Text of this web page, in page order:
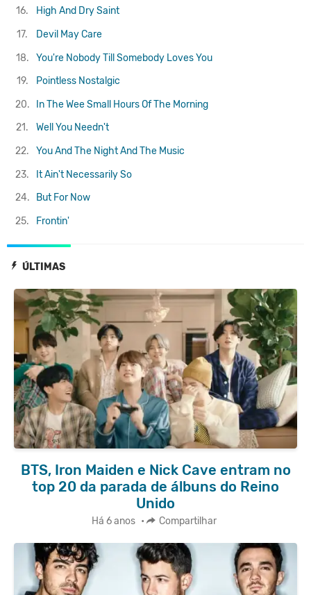
ÚLTIMAS
BTS, Iron Maiden e Nick Cave entram no
top 20 da parada de álbuns do Reino
Unido
Há 6 anos • Compartilhar
16.
High And DrySaint
17.
Devil May Care
18.
You're Nobody Till Somebody Loves You
19.
Pointless Nostalgic
20.
In The Wee Small Hours Of The Morning
21.
Well You Needn't
22.
You And The Night And The Music
23.
It Ain't Necessarily So
24.
But For Now
25.
Frontin'